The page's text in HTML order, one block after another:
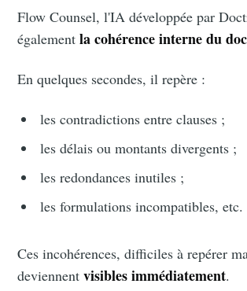
Flow Counsel, l'IA développée par
égalementla cohérence interne du
En quelques secondes, il repère :
les contradictions entre clauses ;
les délais ou montants divergents ;
les redondances inutiles ;
les formulations incompatibles, etc.
Ces incohérences, difficiles à repérer
deviennentvisibles immédiatement.